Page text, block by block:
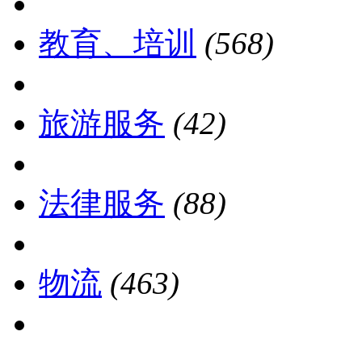
教育、培训 (568)
旅游服务 (42)
法律服务 (88)
物流 (463)